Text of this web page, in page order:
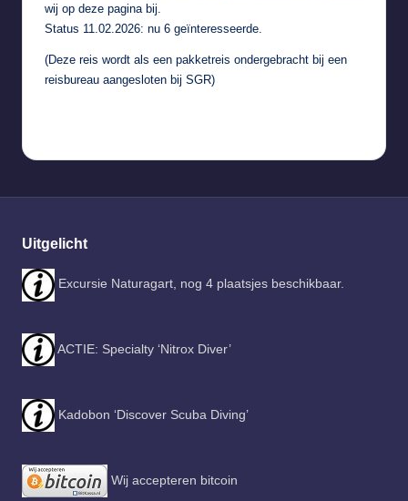
wij op deze pagina bij.
Status 11.02.2026: nu 6 geïnteresseerde.
(Deze reis wordt als een pakketreis ondergebracht bij een
reisbureau aangesloten bij SGR)
Uitgelicht
Excursie Naturagart, nog 4 plaatsjes beschikbaar.
ACTIE: Specialty ‘Nitrox Diver’
Kadobon ‘Discover Scuba Diving’
Wij accepteren bitcoin